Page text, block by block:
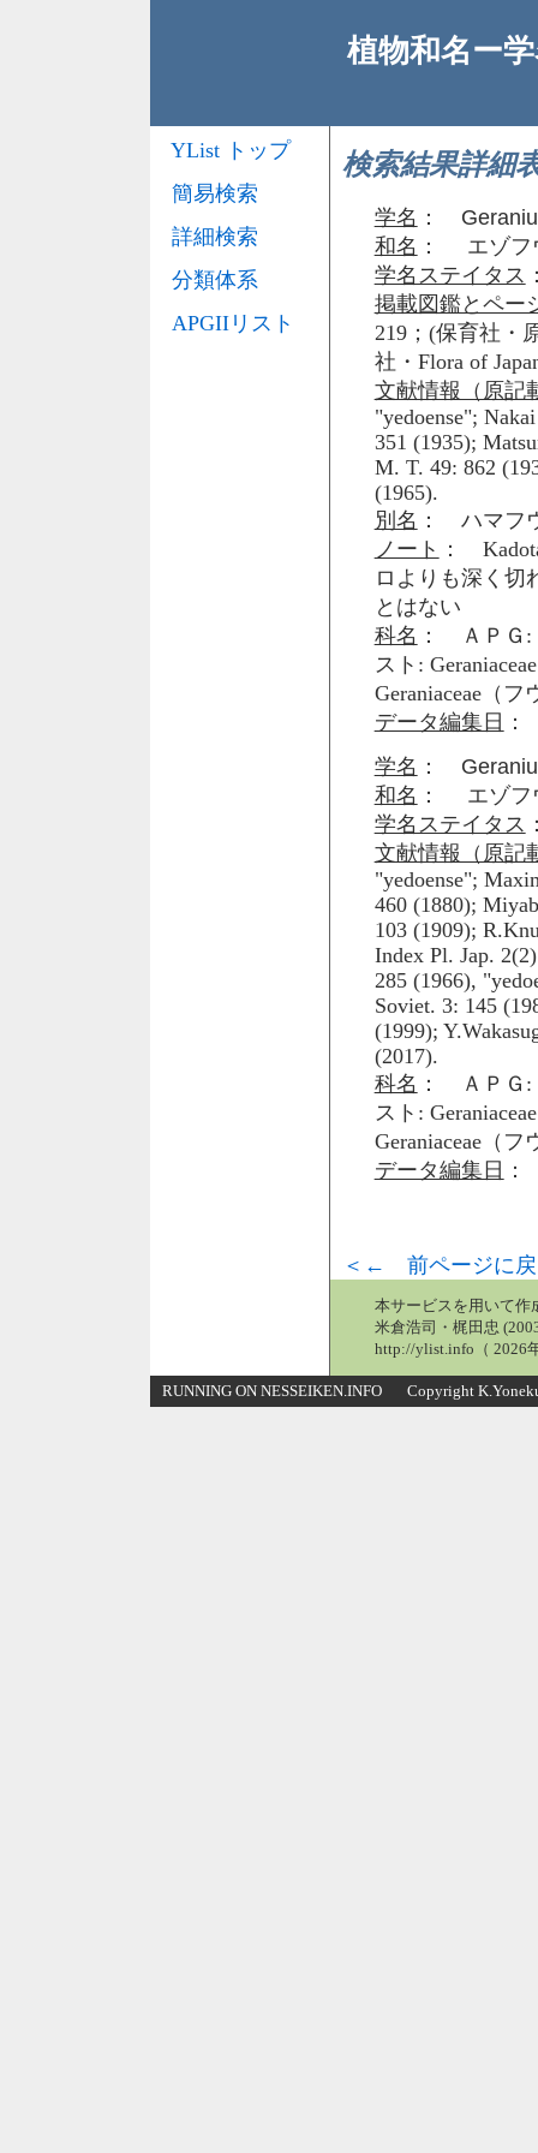
植物和名ー
検索結果詳細
学名 ：
和名 ： エゾフ
学名ステイタス
掲載図鑑とペー
219；(保育社・
社・Flora of
文献情報（原記
"yedoense";
351 (1935);
M. T. 49: 862
(1965).
別名 ： ハマフ
ノート ：
ロよりも深く切
とはない
科名 ： ＡＰＧ:
スト:
Geraniaceae（
データ編集日
学名 ：
和名 ： エゾフ
学名ステイタス
文献情報（原記
"yedoense";
460 (1880);
103 (1909);
Index Pl. Jap.
285 (1966),
Soviet. 3: 145
(1999);
(2017).
科名 ： ＡＰＧ:
スト:
Geraniaceae（
データ編集日
＜← 前ページに戻
YList トップ
簡易検索
詳細検索
分類体系
APGIIリスト
本サービスを用いて作
米倉浩司・梶田忠
http://ylist.info（ 2026
RUNNING ON NESSEIKEN.INFO Copyright